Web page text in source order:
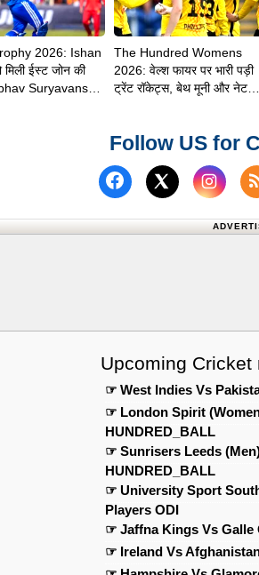
2026: Ishan
ईस्ट जोन की
Suryavanshi
The Hundred Womens
2026: वेल्श फायर पर भारी पड़ी
ट्रेंट रॉकेट्स, बेथ मूनी और नेट
Follow US for
Follow us on
Follow us
Upcoming Cricket
☞ West Indies Vs
☞ London Spirit
HUNDRED_BALL
☞ Sunrisers Leeds
HUNDRED_BALL
☞ University Sport
Players ODI
☞ Jaffna Kings Vs Galle
☞ Ireland Vs